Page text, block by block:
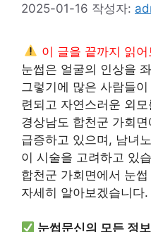
2025-01-16 작성자:
이 글을 끝까지 읽
눈썹은 얼굴의 인상을
그렇기에 많은 사람들
련되고 자연스러운 외
경상남도 합천군 가회
급증하고 있으며, 남녀
이 시술을 고려하고 있
합천군 가회면에서 눈
자세히 알아보겠습니다.
눈썹문신의 모든 정